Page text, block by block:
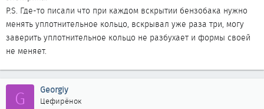
P.S. Где-то писали что при каждом вскрытии бензобака нужно
менять уплотнительное кольцо, вскрывал уже раза три, могу
заверить уплотнительное кольцо не разбухает и формы своей
не меняет.
G Georgiy
Цефирёнок